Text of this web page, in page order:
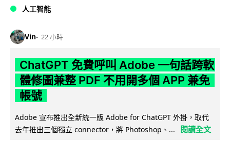
人工智能
Vin 22 小時
ChatGPT 免費呼叫 Adobe 一句話跨軟
體修圖兼整 PDF 不用開多個 APP 兼免
帳號
Adobe 宣布推出全新統一版 Adobe for ChatGPT 外掛，取代
去年推出三個獨立 connector，將 Photoshop、...
閱讀全文